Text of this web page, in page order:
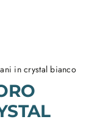
in crystal bianco